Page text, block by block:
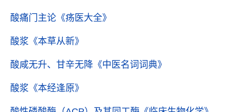
酸痛门主论 《疡医大全》
酸浆 《本草从新》
酸咸无升、甘辛无降 《中医名词词典》
酸浆 《本经逢原》